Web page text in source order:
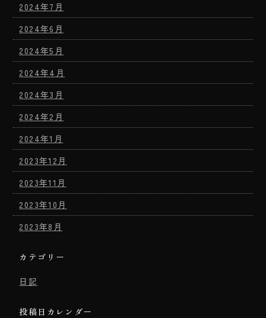
2024年7月
2024年6月
2024年5月
2024年4月
2024年3月
2024年2月
2024年1月
2023年12月
2023年11月
2023年10月
2023年8月
カテゴリー
日記
投稿日カレンダー